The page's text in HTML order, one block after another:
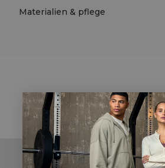
Materialien & pflege
STYLE WITH